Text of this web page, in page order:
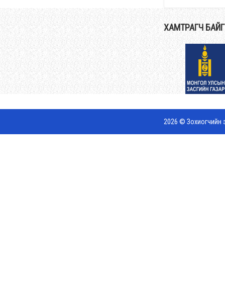
ХАМТРАГЧ
2026 © Зохиогчийн